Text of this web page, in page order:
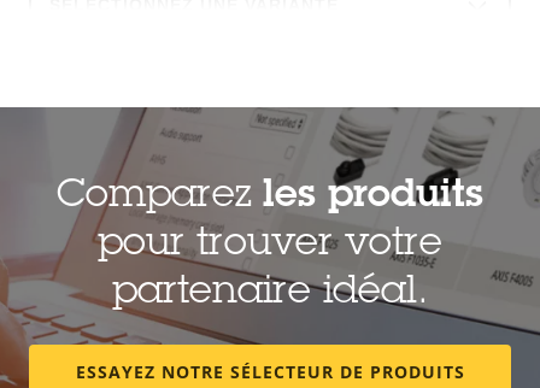
Comparez les produits
pour trouver votre
partenaire idéal.
ESSAYEZ NOTRE SÉLECTEUR DE PRODUITS